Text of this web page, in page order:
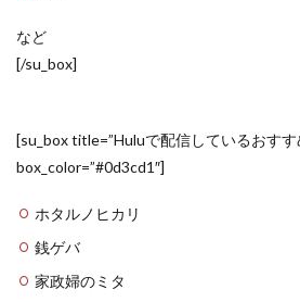
など
[/su_box]
[su_box title=”Huluで配信しているおす
box_color=”#0d3cd1″]
ホタルノヒカリ
銭ゲバ
家政婦のミタ